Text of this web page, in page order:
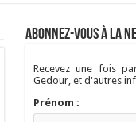
Abonnez-vous à la
Recevez une fois
Gedour, et d'autres
Prénom :